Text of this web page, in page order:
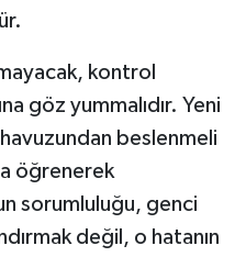
kontrol
göz yummalıdır. Yeni
beslenmeli
öğrenerek
sorumluluğu, genci
değil, o hatanın